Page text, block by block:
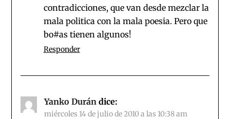
contradicciones, que van desde mezclar la
mala politica con la mala poesia. Pero que
bo#as tienen algunos!
Responder
Yanko Durán dice:
miércoles 14 de julio de 2010 a las 10:38 am